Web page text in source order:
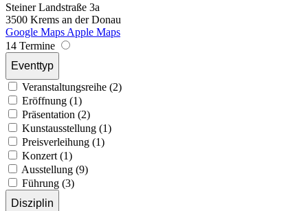
Steiner Landstraße 3a
3500 Krems an der Donau
Google Maps Apple Maps
14 Termine
Eventtyp
Veranstaltungsreihe (2)
Eröffnung (1)
Präsentation (2)
Kunstausstellung (1)
Preisverleihung (1)
Konzert (1)
Ausstellung (9)
Führung (3)
Disziplin